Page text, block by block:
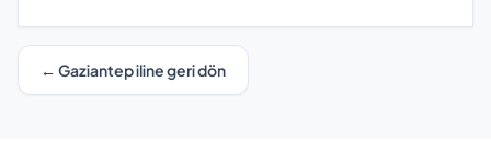
← Gaziantep iline geri dön